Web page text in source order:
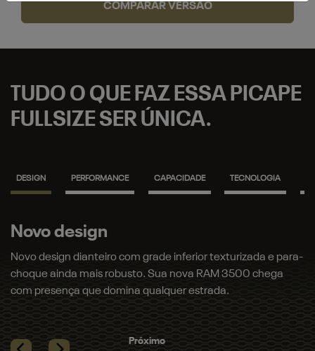
COMPARAR VERSÃO
TUDO O QUE FAZ ESSA PICAPE
FULLSIZE SER ÚNICA.
DESIGN PERFORMANCE CAPACIDADE TECNOLOGIA
e para-
chega
Novos faróis
Novos faróis e lanternas full LED que iluminam seu
com precisão. Garanta mais segurança e um visual
marcante, seja de dia ou de noite.​